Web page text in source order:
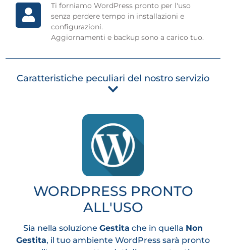
Ti forniamo WordPress pronto per l'uso
senza perdere tempo in installazioni e
configurazioni.
Aggiornamenti e backup sono a carico tuo.
Caratteristiche peculiari del nostro servizio
WORDPRESS PRONTO
ALL'USO
Sia nella soluzione Gestita che in quella Non
Gestita, il tuo ambiente WordPress sarà pronto